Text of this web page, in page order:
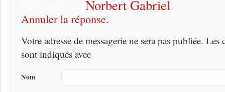
Norbert Gabriel
Annuler la réponse.
Votre adresse de messagerie ne sera pas publiée.
sont indiqués avec
Nom